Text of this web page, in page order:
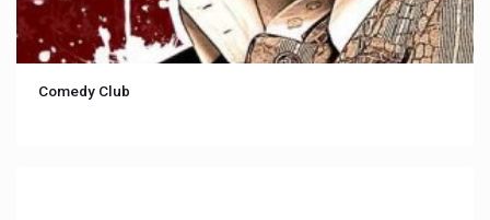
Comedy Club